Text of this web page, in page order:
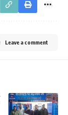
Leave a comment